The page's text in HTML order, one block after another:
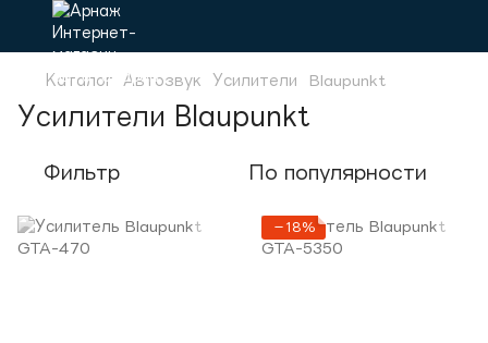
Каталог Автозвук Усилители Blaupunkt
Усилители Blaupunkt
Фильтр По популярности
−18%